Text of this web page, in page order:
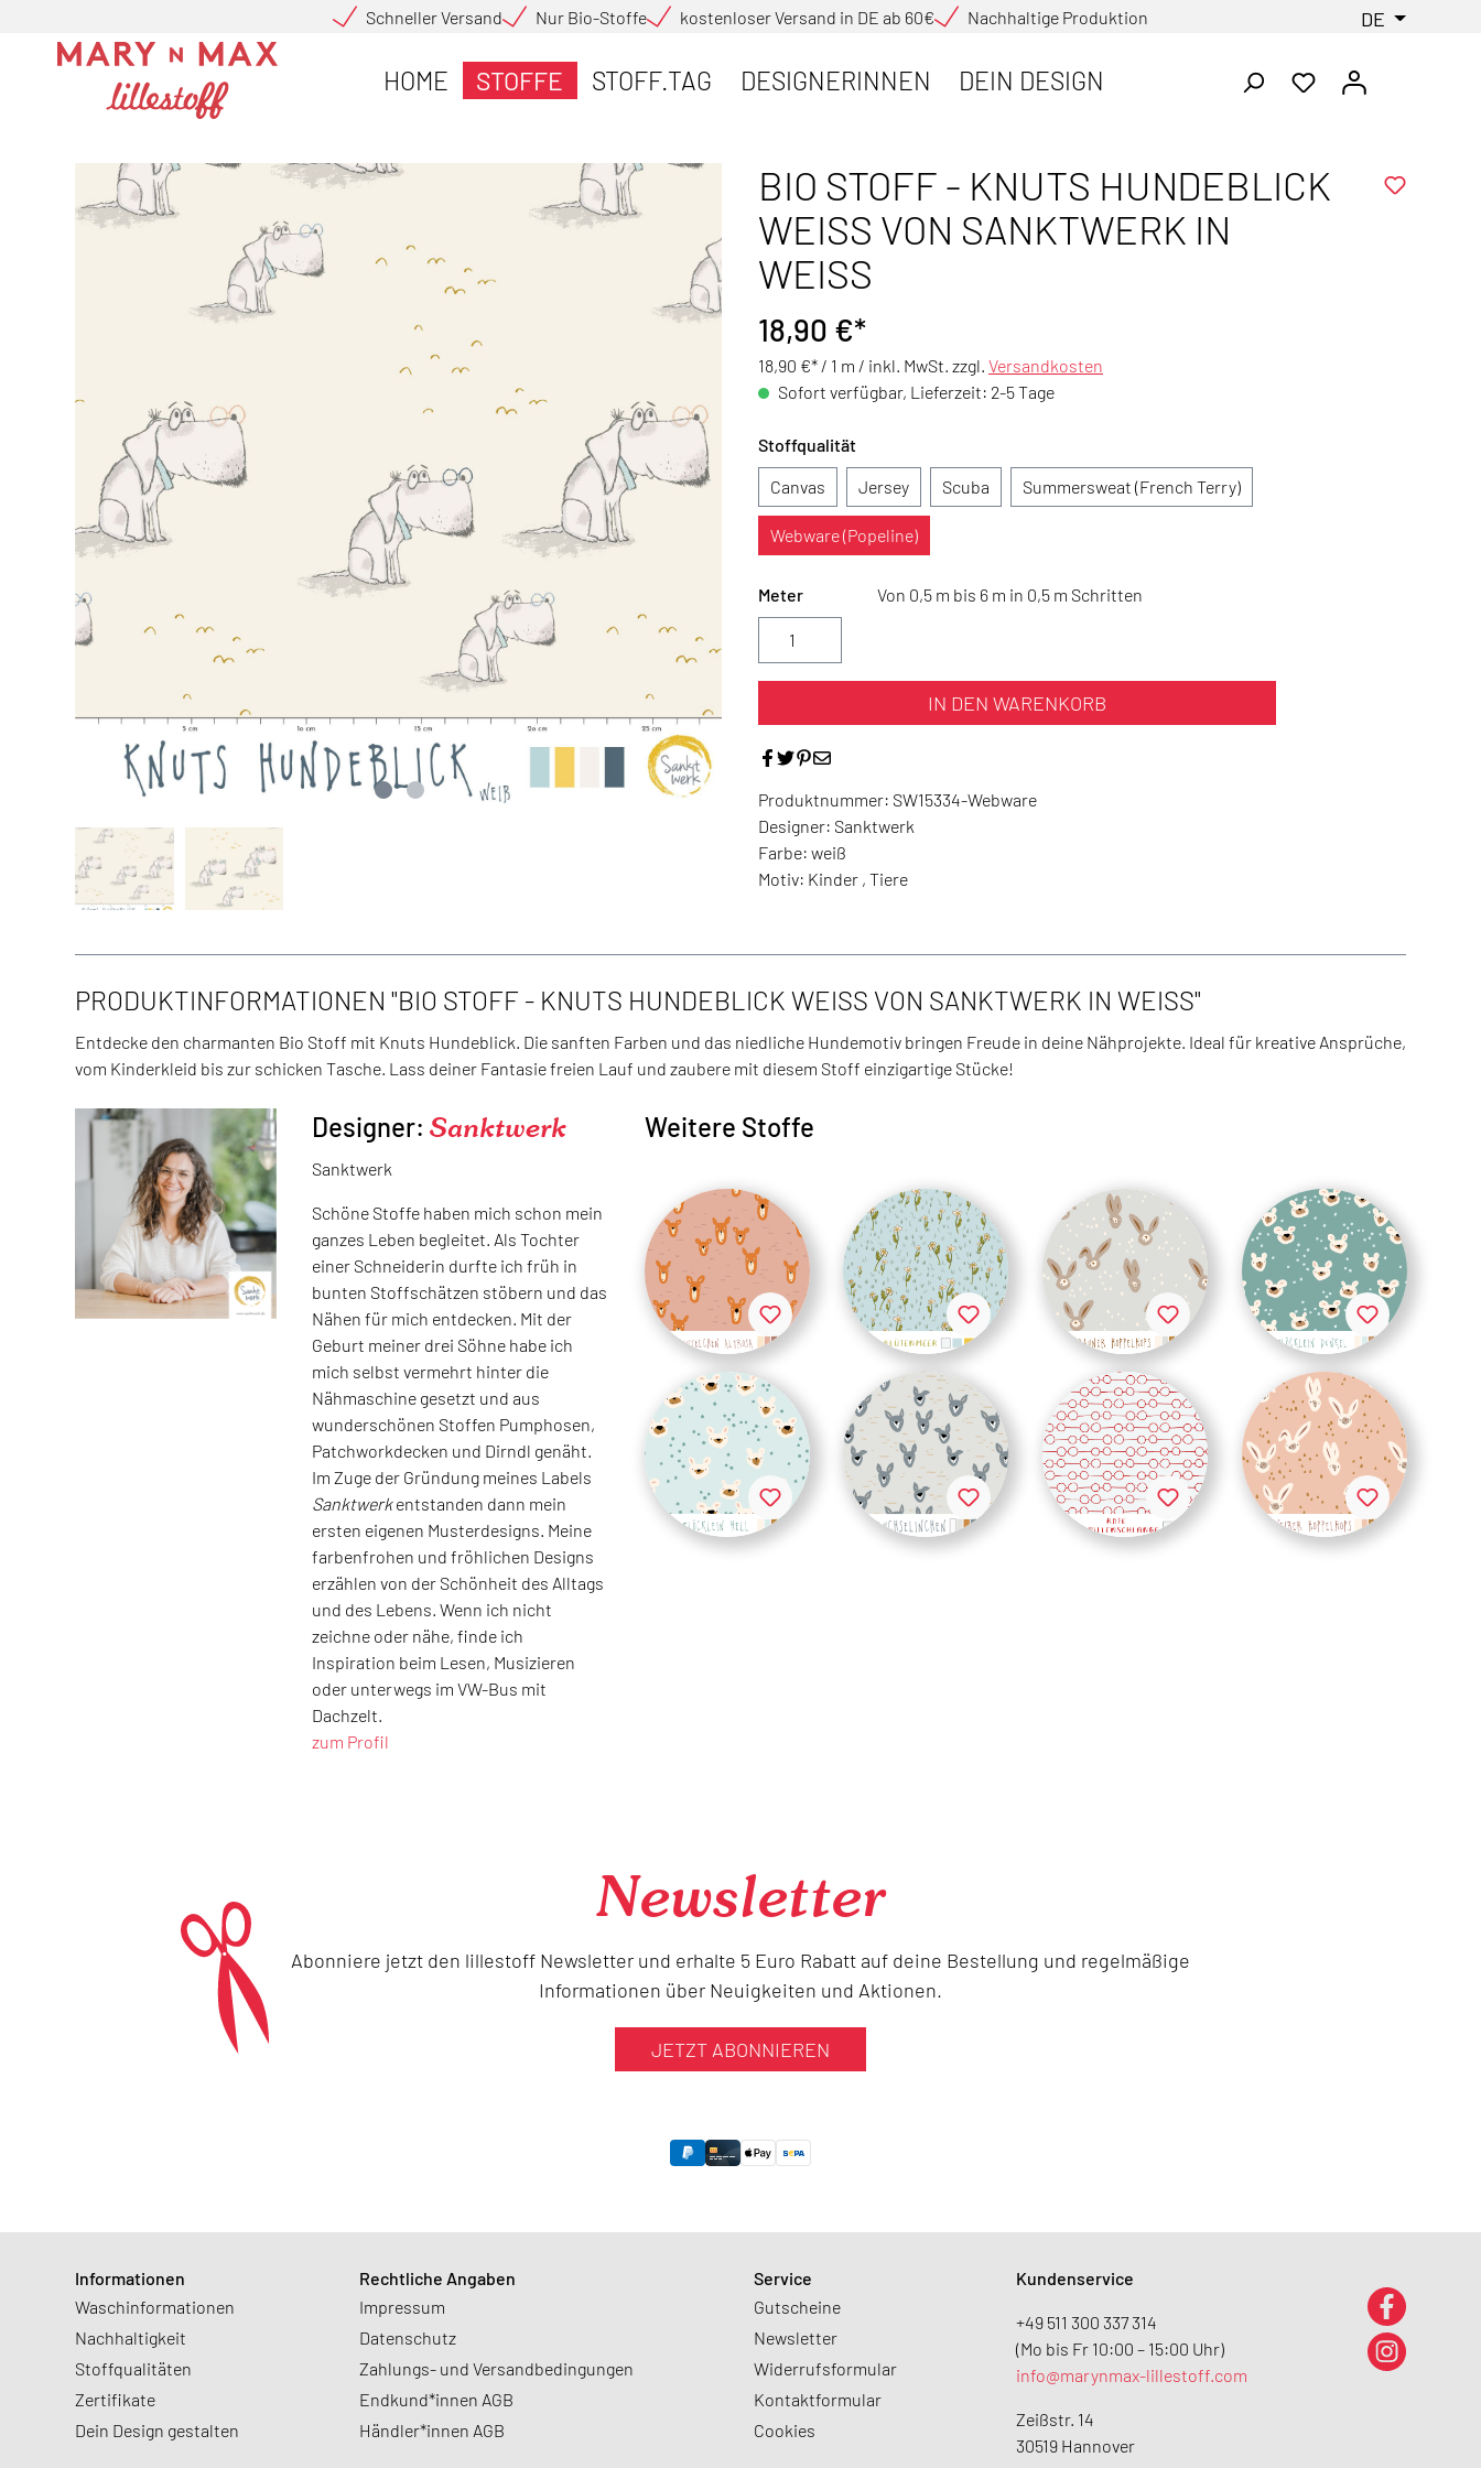
Schneller Versand Nur Bio-Stoffe kostenloser Versand in DE ab 60€ Nachhaltige Produktion DE
HOME STOFFE STOFF.TAG DESIGNERINNEN DEIN DESIGN
BIO STOFF - KNUTS HUNDEBLICK
WEISS VON SANKTWERK IN
WEISS
18,90 €*
18,90 €* / 1 m / inkl. MwSt. zzgl. Versandkosten
Sofort verfügbar, Lieferzeit: 2-5 Tage
Stoffqualität
Canvas
Jersey Scuba Summersweat (French Terry)
Webware (Popeline)
Meter Von 0,5 m bis 6 m in 0,5 m Schritten
IN DEN WARENKORB
Produktnummer: SW15334-Webware
Designer: Sanktwerk
Farbe: weiß
Motiv: Kinder , Tiere
PRODUKTINFORMATIONEN "BIO STOFF - KNUTS HUNDEBLICK WEISS VON SANKTWERK IN WEISS"
Entdecke den charmanten Bio Stoff mit Knuts Hundeblick. Die sanften Farben und das niedliche Hundemotiv bringen Freude in deine Nähprojekte. Ideal für kreative Ansprüche,
vom Kinderkleid bis zur schicken Tasche. Lass deiner Fantasie freien Lauf und zaubere mit diesem Stoff einzigartige Stücke!
Designer:Sanktwerk
Sanktwerk
Schöne Stoffe haben mich schon mein
ganzes Leben begleitet. Als Tochter
einer Schneiderin durfte ich früh in
bunten Stoffschätzen stöbern und das
Nähen für mich entdecken. Mit der
Geburt meiner drei Söhne habe ich
mich selbst vermehrt hinter die
Nähmaschine gesetzt und aus
wunderschönen Stoffen Pumphosen,
Patchworkdecken und Dirndl genäht.
Im Zuge der Gründung meines Labels
Sanktwerkentstanden dann mein
ersten eigenen Musterdesigns. Meine
farbenfrohen und fröhlichen Designs
erzählen von der Schönheit des Alltags
und des Lebens. Wenn ich nicht
zeichne oder nähe, finde ich
Inspiration beim Lesen, Musizieren
oder unterwegs im VW-Bus mit
Dachzelt.
zum Profil
Weitere Stoffe
Newsletter
Abonniere jetzt den lillestoff Newsletter und erhalte 5 Euro Rabatt auf deine Bestellung und regelmäßige
Informationen über Neuigkeiten und Aktionen.
JETZT ABONNIEREN
Informationen
Waschinformationen
Nachhaltigkeit
Stoffqualitäten
Zertifikate
Dein Design gestalten
Rechtliche Angaben
Impressum
Datenschutz
Zahlungs- und Versandbedingungen
Endkund*innen AGB
Händler*innen AGB
Service
Gutscheine
Newsletter
Widerrufsformular
Kontaktformular
Cookies
Kundenservice
+49 511 300 337 314
(Mo bis Fr 10:00 – 15:00 Uhr)
info@marynmax-lillestoff.com
Zeißstr. 14
30519 Hannover